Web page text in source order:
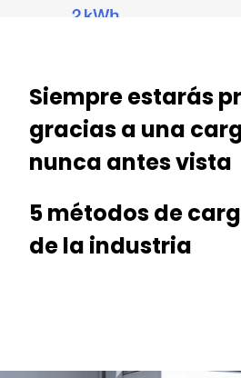
Siempre estarás
gracias a una
nunca antes vista
5 métodos de
de la industria